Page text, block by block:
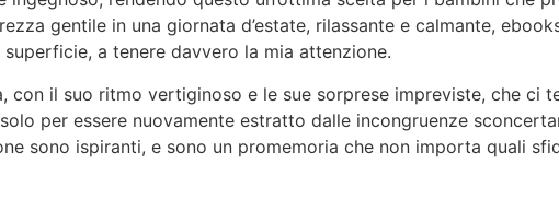
gentile in una giornata d’estate, rilassante e calmante,
a tenere davvero la mia attenzione.
il suo ritmo vertiginoso e le sue sorprese impreviste, che ci
per essere nuovamente estratto dalle incongruenze
sono ispiranti, e sono un promemoria che non importa quali